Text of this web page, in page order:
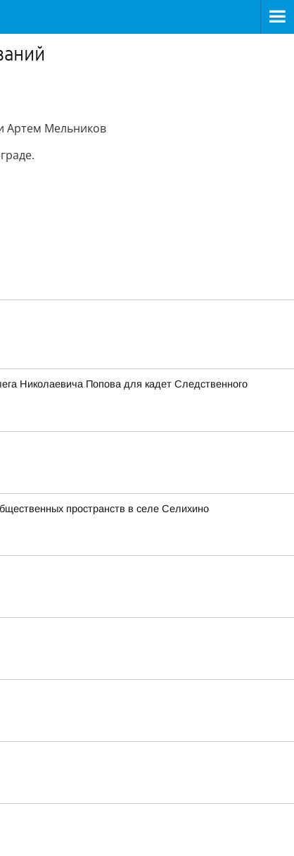
Артем Мельников
Николаевича Попова для кадет Следственного
пространств в селе Селихино